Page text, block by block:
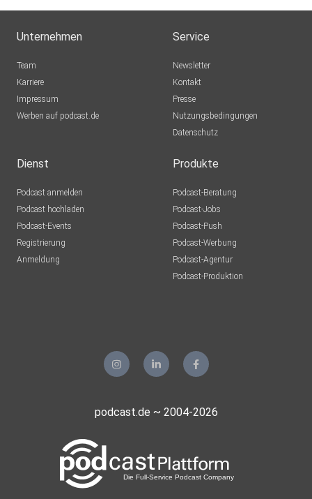
Unternehmen
Team
Karriere
Impressum
Werben auf podcast.de
Service
Newsletter
Kontakt
Presse
Nutzungsbedingungen
Datenschutz
Dienst
Podcast anmelden
Podcast hochladen
Podcast-Events
Registrierung
Anmeldung
Produkte
Podcast-Beratung
Podcast-Jobs
Podcast-Push
Podcast-Werbung
Podcast-Agentur
Podcast-Produktion
podcast.de ~ 2004-2026